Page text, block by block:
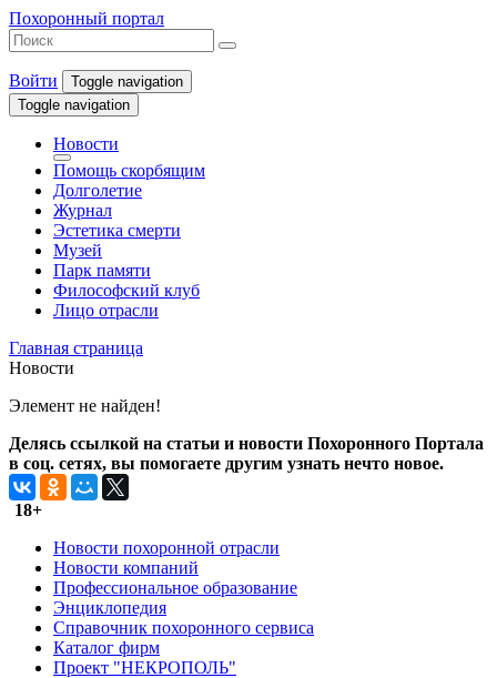
Похоронный портал
Войти
Toggle navigation
Toggle navigation
Новости
Помощь скорбящим
Долголетие
Журнал
Эстетика смерти
Музей
Парк памяти
Философский клуб
Лицо отрасли
Главная страница
Новости
Элемент не найден!
Делясь ссылкой на статьи и новости Похоронного Портала
в соц. сетях, вы помогаете другим узнать нечто новое.
18+
Новости похоронной отрасли
Новости компаний
Профессиональное образование
Энциклопедия
Справочник похоронного сервиса
Каталог фирм
Проект "НЕКРОПОЛЬ"